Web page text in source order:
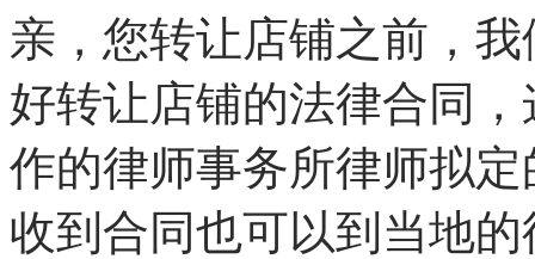
亲，您转让店铺之前，
好转让店铺的法律合同
作的律师事务所律师拟
收到合同也可以到当地